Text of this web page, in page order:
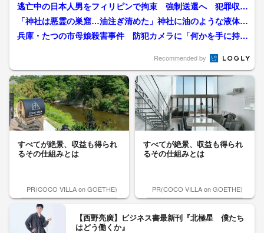
逃亡中の日本人男をフィリピンで拘束 強制送還へ 犯罪収益
移転防止法違反の疑いで逮...
「神社は悪霊の巣窟…油注ぎ清めた」神社に油のような液体を
かけた疑いで男逮捕 新潟...
兵庫・たつの市母娘殺害事件 防犯カメラに「何かを手に持っ
Recommended by
すべてが絶景、収益も得られ
るその仕組みとは
PR(COCO VILLA on GOETHE)
すべてが絶景、収益も得られ
るその仕組みとは
PR(COCO VILLA on GOETHE)
【西野亮廣】ビジネス書最新刊『北極星 僕たち
はどう働くか』